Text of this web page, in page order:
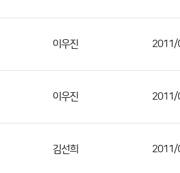
이우진 2011/
이우진 2011/
김선희 2011/